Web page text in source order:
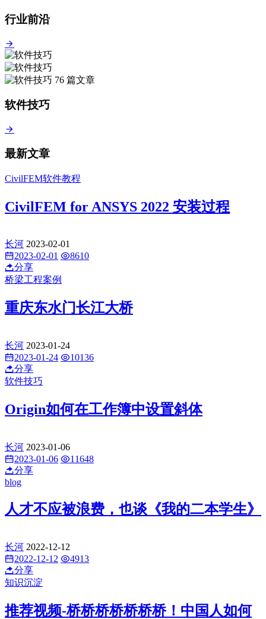
行业前沿
76 篇文章
软件技巧
最新文章
CivilFEM软件教程
CivilFEM for ANSYS 2022 安装过程
长河 2023-02-01
2023-02-01
8610
分享
桥梁工程案例
重庆东水门长江大桥
长河 2023-01-24
2023-01-24
10136
分享
软件技巧
Origin如何在工作簿中设置斜体
长河 2023-01-06
2023-01-06
11648
分享
blog
人才不应被浪费，也谈《我的二本学生》
长河 2022-12-12
2022-12-12
4913
分享
知识沉淀
推荐视频-桥桥桥桥桥桥桥！中国人如何